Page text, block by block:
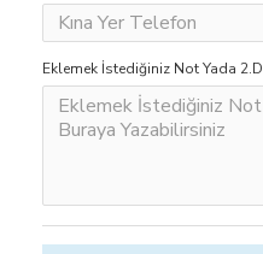
Eklemek İstediğiniz Not Yada